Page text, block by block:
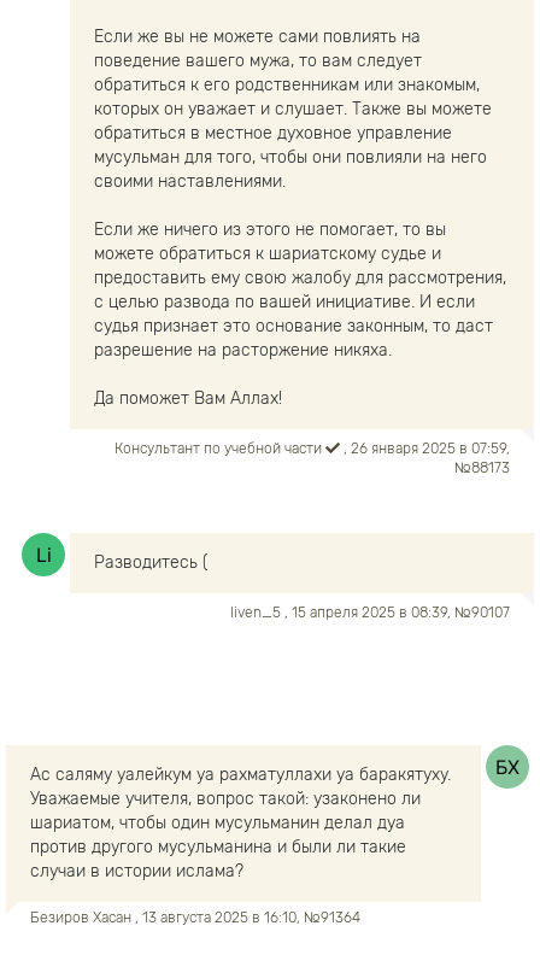
Если же вы не можете сами повлиять на
поведение вашего мужа, то вам следует
обратиться к его родственникам или знакомым,
которых он уважает и слушает. Также вы можете
обратиться в местное духовное управление
мусульман для того, чтобы они повлияли на него
своими наставлениями.
Если же ничего из этого не помогает, то вы
можете обратиться к шариатскому судье и
предоставить ему свою жалобу для рассмотрения,
с целью развода по вашей инициативе. И если
судья признает это основание законным, то даст
разрешение на расторжение никяха.
Да поможет Вам Аллах!
Консультант по учебной части
, 26 января 2025 в 07:59,
№88173
Разводитесь (
liven_5 , 15 апреля 2025 в 08:39, №90107
Ас саляму уалейкум уа рахматуллахи уа баракятуху.
Уважаемые учителя, вопрос такой: узаконено ли
шариатом, чтобы один мусульманин делал дуа
против другого мусульманина и были ли такие
случаи в истории ислама?
Безиров Хасан , 13 августа 2025 в 16:10, №91364